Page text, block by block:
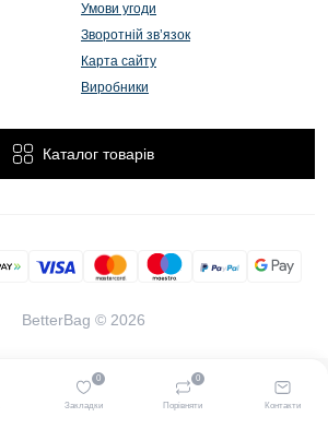
Закладки
0
Порівняти
0
Контакти
Умови угоди
Зворотній зв’язок
Карта сайту
Виробники
Каталог товарів
BetterBag © 2026